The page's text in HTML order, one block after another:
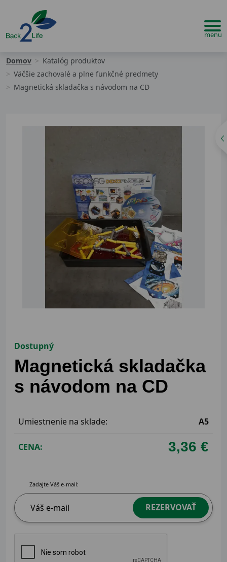
Domov
Katalóg produktov
Väčšie zachovalé a plne funkčné predmety
Magnetická skladačka s návodom na CD
Dostupný
Magnetická skladačka
s návodom na CD
Umiestnenie na sklade: A5
CENA: 3,36 €
Zadajte Váš e-mail:
REZERVOVAŤ